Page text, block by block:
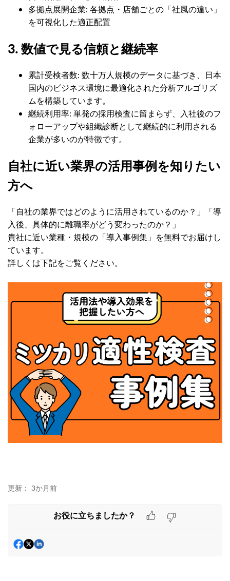
多拠点展開企業: 各拠点・店舗ごとの「社風の違い」
を可視化した適正配置
3. 数値で見る信頼と継続率
累計受検者数: 数十万人規模のデータに基づき、日本
国内のビジネス環境に最適化された分析アルゴリズ
ムを構築しています。
継続利用率: 単発の採用検査に留まらず、入社後のフ
ォローアップや組織診断として継続的に利用される
企業が多いのが特徴です。
自社に近い業界の活用事例を知りたい
方へ
「自社の業界ではどのように活用されているのか？」「導
入後、具体的に離職率がどう変わったのか？」
貴社に近い業種・規模の「導入事例集」を無料でお届けし
ています。
詳しくは下記をご覧ください。
更新： 3か月前
お役に立ちましたか？